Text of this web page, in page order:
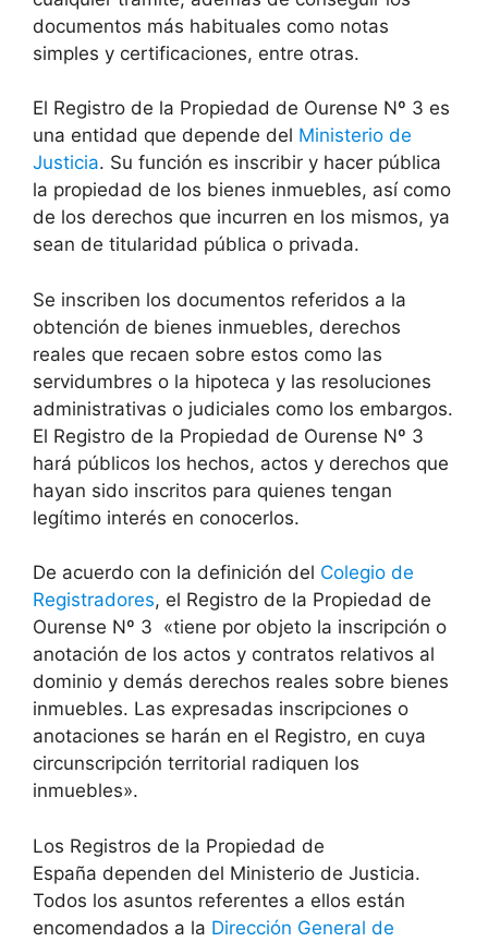
documentos más habituales como notas
simples y certificaciones, entre otras.
El Registro de la Propiedad de Ourense Nº 3 es
una entidad que depende del Ministerio de
Justicia. Su función es inscribir y hacer pública
la propiedad de los bienes inmuebles, así como
de los derechos que incurren en los mismos, ya
sean de titularidad pública o privada.
Se inscriben los documentos referidos a la
obtención de bienes inmuebles, derechos
reales que recaen sobre estos como las
servidumbres o la hipoteca y las resoluciones
administrativas o judiciales como los embargos.
El Registro de la Propiedad de Ourense Nº 3
hará públicos los hechos, actos y derechos que
hayan sido inscritos para quienes tengan
legítimo interés en conocerlos.
De acuerdo con la definición del Colegio de
Registradores, el Registro de la Propiedad de
Ourense Nº 3 «tiene por objeto la inscripción o
anotación de los actos y contratos relativos al
dominio y demás derechos reales sobre bienes
inmuebles. Las expresadas inscripciones o
anotaciones se harán en el Registro, en cuya
circunscripción territorial radiquen los
inmuebles».
Los Registros de la Propiedad de
España dependen del Ministerio de Justicia.
Todos los asuntos referentes a ellos están
encomendados a la Dirección General de